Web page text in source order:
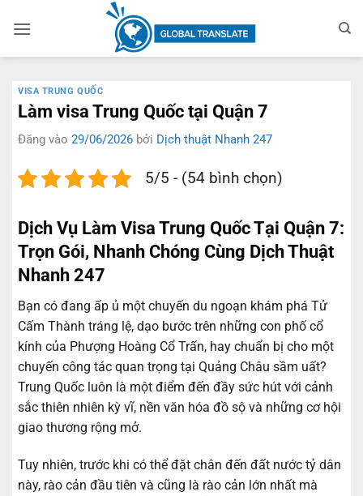
qua
VISA TRUNG QUỐC
Làm visa Trung Quốc tại Quận 7
Đăng vào 29/06/2026 bởi Dịch thuật Nhanh 247
5/5 - (54 bình chọn)
Dịch Vụ Làm Visa Trung Quốc Tại Quận 7:
Trọn Gói, Nhanh Chóng Cùng Dịch Thuật
Nhanh 247
Bạn có đang ấp ủ một chuyến du ngoạn khám phá Tử
Cấm Thành tráng lệ, dạo bước trên những con phố cổ
kính của Phượng Hoàng Cổ Trấn, hay chuẩn bị cho một
chuyến công tác quan trọng tại Quảng Châu sầm uất?
Trung Quốc luôn là một điểm đến đầy sức hút với cảnh
sắc thiên nhiên kỳ vĩ, nền văn hóa đồ sộ và những cơ hội
giao thương rộng mở.
Tuy nhiên, trước khi có thể đặt chân đến đất nước tỷ dân
này, rào cản đầu tiên và cũng là rào cản lớn nhất mà